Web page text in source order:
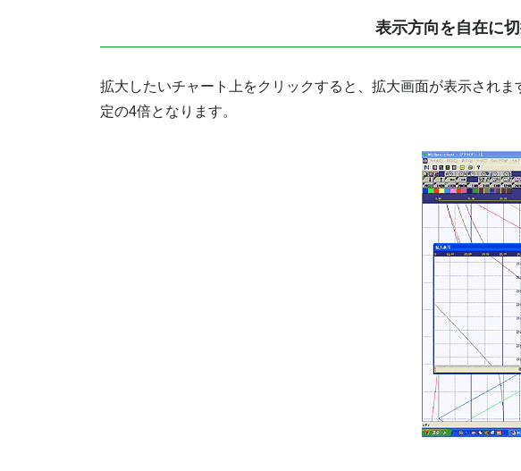
表示方向を自在に
拡大したいチャート上をクリックすると、拡大画面が表示され
定の4倍となります。